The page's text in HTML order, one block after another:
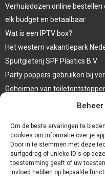
Om de beste ervaringen te
cookies om informatie over je
Door in te stemmen met deze
surfgedrag of unieke ID's op
toestemming geeft of uw
invloed hebben op bepaalde
Verhuisdozen online
elk budget en betaalbaar.
Wat is een IPTV box?
Het western vakantiepark
Spuitgieterij SPF Plastics B.V.
Party poppers gebruiken bij
Geheimen van
Vormen van terrasaankleding